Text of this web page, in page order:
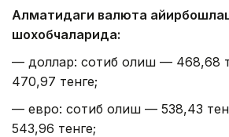
Алматидаги валюта
шохобчаларида:
— доллар: сотиб олиш — 468,68
470,97 тенге;
— евро: сотиб олиш — 538,43
543,96 тенге;